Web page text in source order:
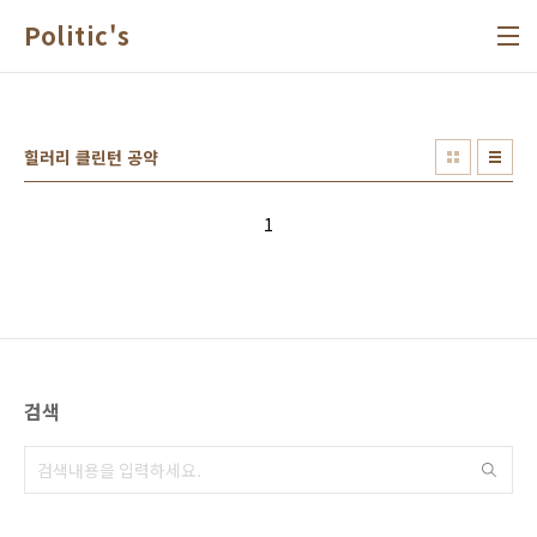
Politic's
힐러리 클린턴 공약
1
검색